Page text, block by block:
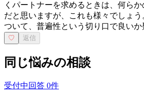
くパートナーを求めるときは、何ら
だと思いますが、これも様々でしょ
ついて、普遍性という切り口で良いか
♡ 返信
同じ悩みの相談
受付中 回答 0件